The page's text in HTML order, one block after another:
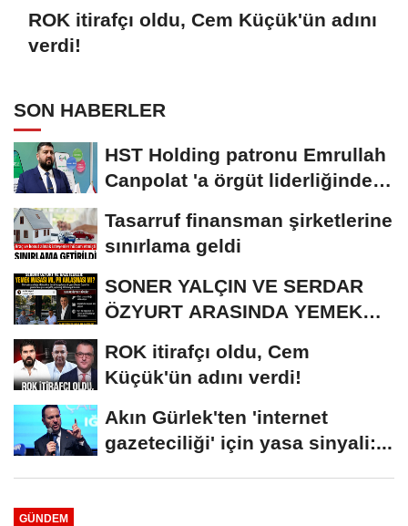
ROK itirafçı oldu, Cem Küçük'ün adını
verdi!
SON HABERLER
HST Holding patronu Emrullah
Canpolat 'a örgüt liderliğinden
Tasarruf finansman şirketlerine
sınırlama geldi
SONER YALÇIN VE SERDAR
ÖZYURT ARASINDA YEMEK
ROK itirafçı oldu, Cem
Küçük'ün adını verdi!
Akın Gürlek'ten 'internet
gazeteciliği' için yasa sinyali:...
GÜNDEM